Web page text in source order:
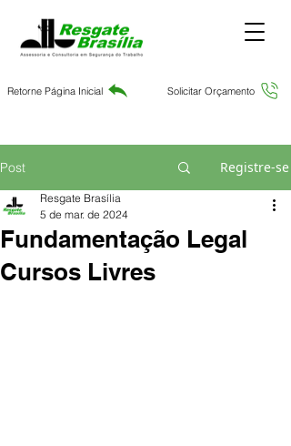
Solicitar Orçamento
Retorne Página Inicial
Post Registre-se
Fundamentação Legal
Cursos Livres
Resgate Brasília
5 de mar. de 2024